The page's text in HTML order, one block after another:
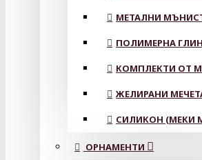
МЕТАЛНИ
ПОЛИМЕРНА
КОМПЛЕКТИ ОТ
ЖЕЛИРАНИ
СИЛИКОН (МЕКИ
ОРНАМЕНТИ